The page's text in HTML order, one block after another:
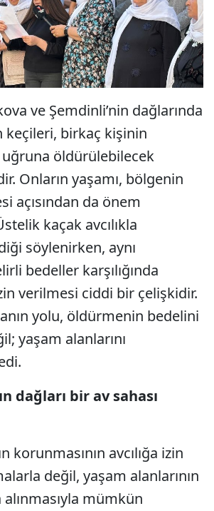
ve Şemdinli’nin dağlarında
keçileri, birkaç kişinin
öldürülebilecek
Onların yaşamı, bölgenin
açısından da önem
kaçak avcılıkla
söylenirken, aynı
bedeller karşılığında
verilmesi ciddi bir çelişkidir.
yolu, öldürmenin bedelini
yaşam alanlarını
dağları bir av sahası
korunmasının avcılığa izin
değil, yaşam alanlarının
alınmasıyla mümkün